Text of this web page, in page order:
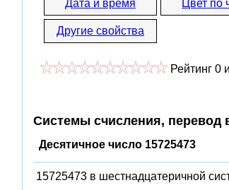
Дата и время Цвет по
Другие свойства
Рейтинг 0
Системы счисления, перевод
Десятичное число 15725473
15725473 в шестнадцатеричной